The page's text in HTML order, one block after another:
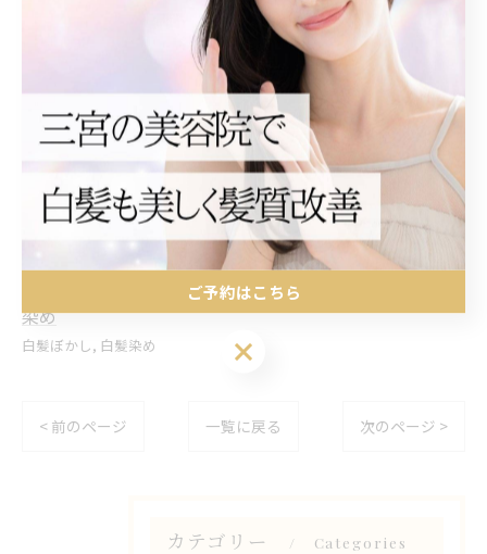
#白髪ぼかし #ラベンダーカラー #40代ヘアカラー #50代
ヘアカラー #神戸美容室 #くすみピンク #ハイトーン大
人カラー #神戸美容室#元町美容室#三宮美容院#髪質改
善カラー #白髪染めに見えない#白髪染め
三宮周辺で白髪ぼかしハイライト 三宮周辺で自然な白髪
染め
白髪ぼかし 白髪染め
< 前のページ 一覧に戻る 次のページ >
カテゴリー Categories
ご予約はこちら
ご予約はこちら